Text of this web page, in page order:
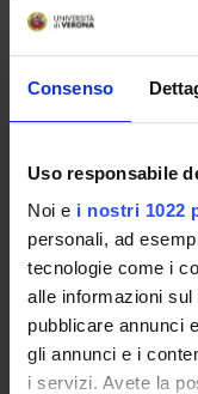
Consenso
Uso responsabile
Noi e i nostri 1022
personali, ad
tecnologie come i
alle informazioni
pubblicare annunci
gli annunci e i
i servizi. Avete la
Comune di Verona
Amnesty
Organizzazione di
cinematografiche,
eventi di pubblica
Organizzazione di
cinematografiche,
eventi di pubblica